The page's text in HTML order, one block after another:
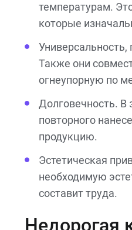
температурам.
которые
Также они
огнеупорную по
Долговечность. В
повторного
продукцию.
Эстетическая
необходимую
составит труда.
Недорогая